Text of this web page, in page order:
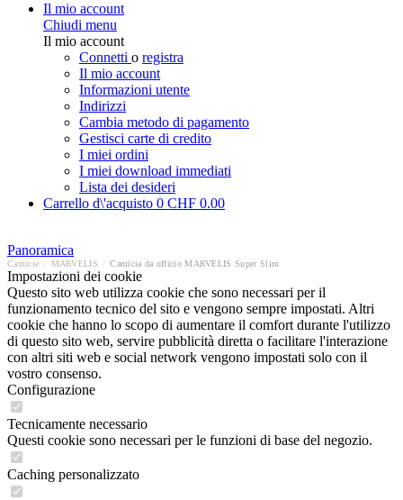
Il mio account
Chiudi menu
Il mio account
Connetti o registra
Il mio account
Informazioni utente
Indirizzi
Cambia metodo di pagamento
Gestisci carte di credito
I miei ordini
I miei download immediati
Lista dei desideri
Carrello d\'acquisto 0 CHF 0.00
Panoramica
Camicie MARVELIS Camicia da ufficio MARVELIS Super Slim
Impostazioni dei cookie
Questo sito web utilizza cookie che sono necessari per il
funzionamento tecnico del sito e vengono sempre impostati. Altri
cookie che hanno lo scopo di aumentare il comfort durante l'utilizzo
di questo sito web, servire pubblicità diretta o facilitare l'interazione
con altri siti web e social network vengono impostati solo con il
vostro consenso.
Configurazione
Tecnicamente necessario
Questi cookie sono necessari per le funzioni di base del negozio.
Caching personalizzato